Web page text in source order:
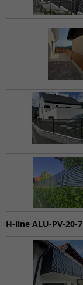
H-line ALU-PV-20-7